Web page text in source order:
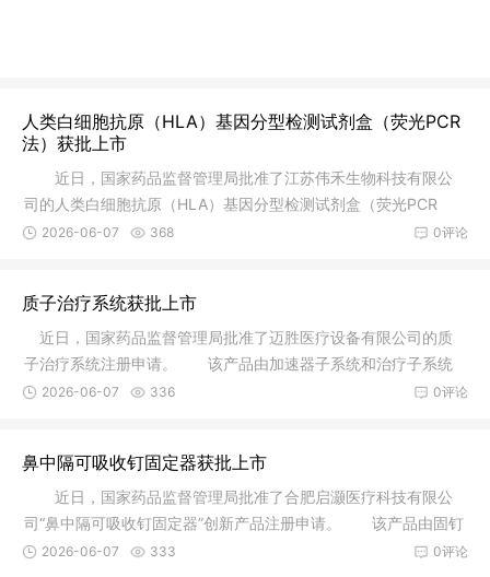
人类白细胞抗原（HLA）基因分型检测试剂盒（荧光PCR
法）获批上市
近日，国家药品监督管理局批准了江苏伟禾生物科技有限公
司的人类白细胞抗原（HLA）基因分型检测试剂盒（荧光PCR
法）注册申请
0评论
2026-06-07 368
质子治疗系统获批上市
近日，国家药品监督管理局批准了迈胜医疗设备有限公司的质
子治疗系统注册申请。 该产品由加速器子系统和治疗子系统
组成，其
0评论
2026-06-07 336
鼻中隔可吸收钉固定器获批上市
近日，国家药品监督管理局批准了合肥启灏医疗科技有限公
司“鼻中隔可吸收钉固定器”创新产品注册申请。 该产品由固钉
器和
0评论
2026-06-07 333